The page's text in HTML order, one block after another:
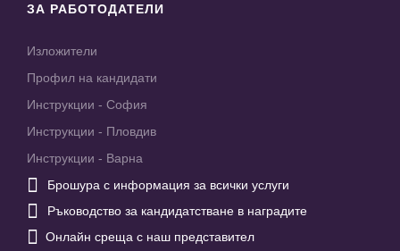
ЗА РАБОТОДАТЕЛИ
Изложители
Профил на кандидати
Инструкции - София
Инструкции - Пловдив
Инструкции - Варна
 Брошура с информация за всички услуги
 Ръководство за кандидатстване в наградите
 Онлайн среща с наш представител